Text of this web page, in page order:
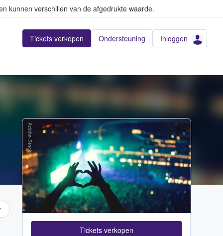
kunnen verschillen van de afgedrukte waarde.
Tickets verkopen Ondersteuning Inloggen
Adobe Stock
Tickets verkopen